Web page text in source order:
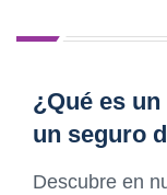
¿Qué es
un seguro
Descubre en